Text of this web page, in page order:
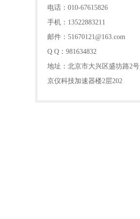
电话：010-67615826
手机：13522883211
邮件：51670121@163.com
Q Q：981634832
地址：北京市大兴区盛坊路2号
京仪科技加速器楼2层202